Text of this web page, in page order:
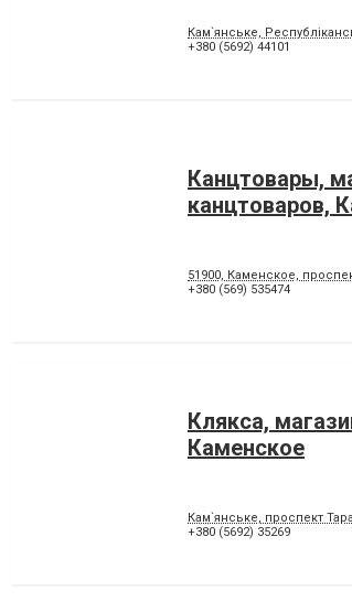
Кам`янське,
+380 (5692) 44101
Канцтовары,
канцтоваров,
51900, Каменское,
+380 (569) 535474
Клякса,
Каменское
Кам`янське, проспект
+380 (5692) 35269